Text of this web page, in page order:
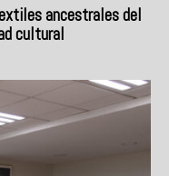
ancestrales del
cultural